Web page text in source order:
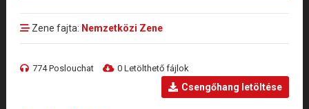
Zene fajta: Nemzetközi Zene
774 Poslouchat 0 Letölthető fájlok
Csengőhang letöltése